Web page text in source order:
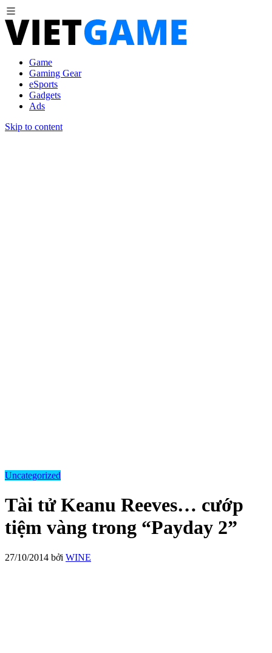
Game
Gaming Gear
eSports
Gadgets
Ads
Skip to content
Uncategorized
Tài tử Keanu Reeves… cướp
tiệm vàng trong “Payday 2”
27/10/2014 bởi WINE